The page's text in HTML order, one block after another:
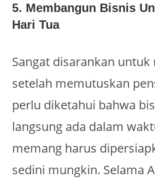
5. Membangun Bisnis
Hari Tua
Sangat disarankan
setelah memutuskan
perlu diketahui bahwa
langsung ada dalam
memang harus
sedini mungkin. Selama